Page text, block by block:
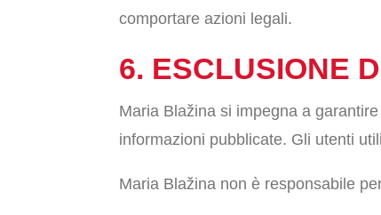
comportare azioni legali.
6. ESCLUSIONE
Maria Blažina si impegna a
informazioni pubblicate. Gli utenti
Maria Blažina non è responsabile